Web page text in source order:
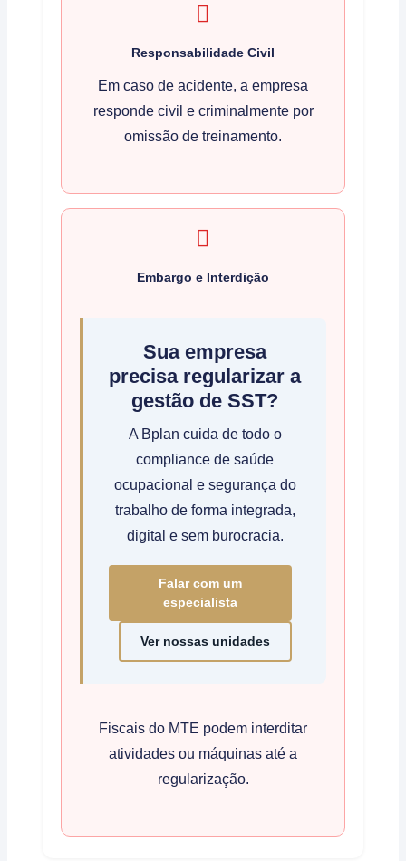
Responsabilidade Civil
Em caso de acidente, a empresa
responde civil e criminalmente por
omissão de treinamento.
Embargo e Interdição
Sua empresa
precisa regularizar a
gestão de SST?
A Bplan cuida de todo o
compliance de saúde
ocupacional e segurança do
trabalho de forma integrada,
digital e sem burocracia.
Falar com um
especialista
Ver nossas unidades
Fiscais do MTE podem interditar
atividades ou máquinas até a
regularização.